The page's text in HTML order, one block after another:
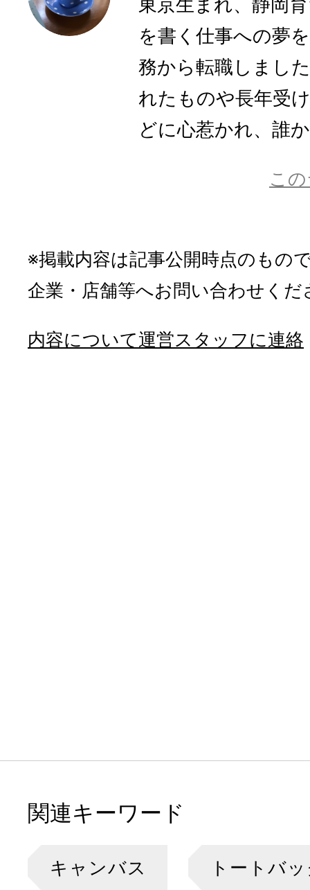
東京生まれ、静岡
を書く仕事への夢
務から転職しまし
れたものや長年受
どに心惹かれ、誰
こ
※掲載内容は記事公開時点のもの
企業・店舗等へお問い合わせくだ
内容について運営スタッフに連絡
関連キーワード
キャンバス トートバ